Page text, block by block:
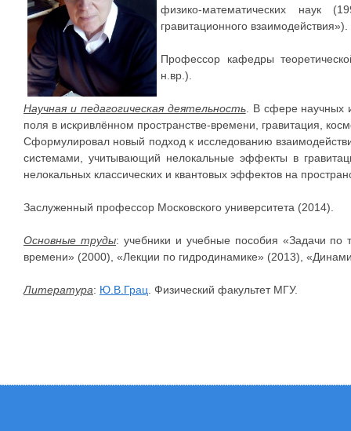
физико-математических наук
гравитационного
Профессор кафедры
н.вр.).
Научная и педагогическая деятельность. В сфере научных
поля в искривлённом пространстве-времени, гравитация,
Сформулировал новый подход к исследованию
системами, учитывающий нелокальные эффекты в
нелокальных классических и квантовых эффектов на
Заслуженный профессор Московского университета (2014).
Основные труды: учебники и учебные пособия «Задачи по
времени» (2000), «Лекции по гидродинамике» (2013),
Литература: Ю.В.Грац . Физический факультет МГУ.